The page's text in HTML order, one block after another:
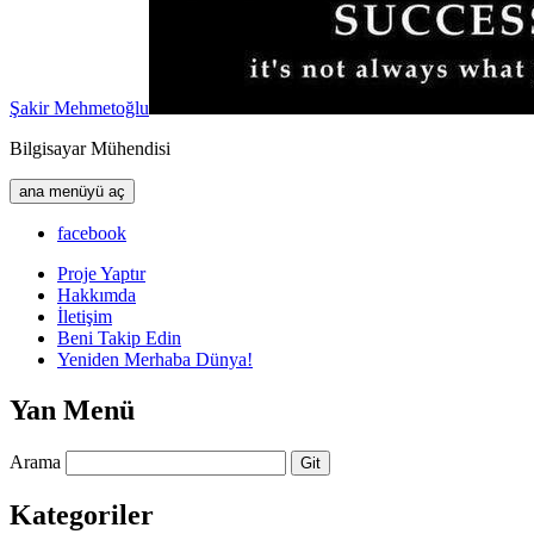
Şakir Mehmetoğlu
Bilgisayar Mühendisi
ana menüyü aç
facebook
Proje Yaptır
Hakkımda
İletişim
Beni Takip Edin
Yeniden Merhaba Dünya!
Yan Menü
Arama
Kategoriler